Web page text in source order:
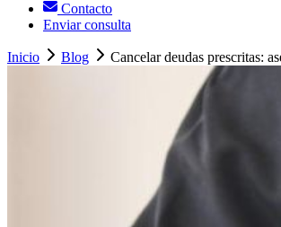
Contacto
Enviar consulta
Inicio Blog Cancelar deudas prescritas: